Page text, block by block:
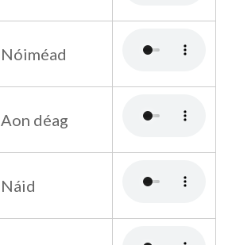
Nóiméad
Aon déag
Náid